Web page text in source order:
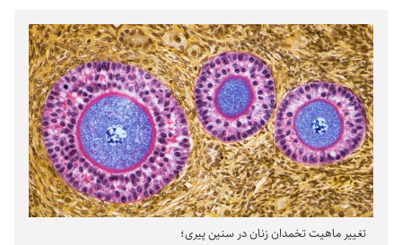
تغییر ماهیت تخمدان زنان در سنین پیری؛